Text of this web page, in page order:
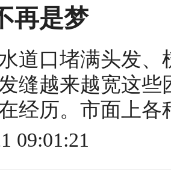
再是梦
道口堵满头发
缝越来越宽这
经历。市面上
09:01:21